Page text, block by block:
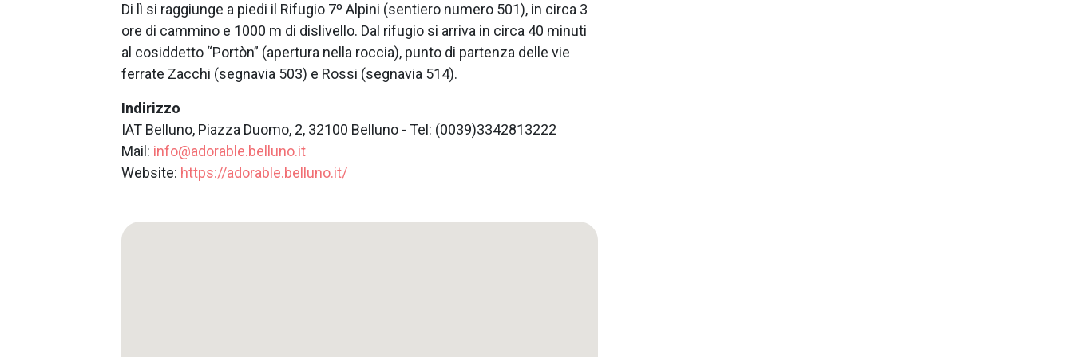
Di lì si raggiunge a piedi il Rifugio 7º Alpini (sentiero numero 501), in circa 3
ore di cammino e 1000 m di dislivello. Dal rifugio si arriva in circa 40 minuti
al cosiddetto “Portòn” (apertura nella roccia), punto di partenza delle vie
ferrate Zacchi (segnavia 503) e Rossi (segnavia 514).
Indirizzo
IAT Belluno, Piazza Duomo, 2, 32100 Belluno - Tel: (0039)3342813222
Mail: info@adorable.belluno.it
Website: https://adorable.belluno.it/